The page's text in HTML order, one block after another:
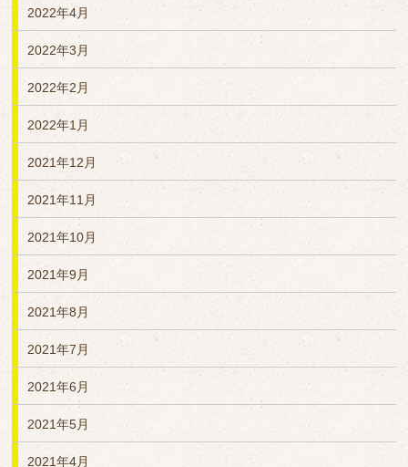
2022年4月
2022年3月
2022年2月
2022年1月
2021年12月
2021年11月
2021年10月
2021年9月
2021年8月
2021年7月
2021年6月
2021年5月
2021年4月